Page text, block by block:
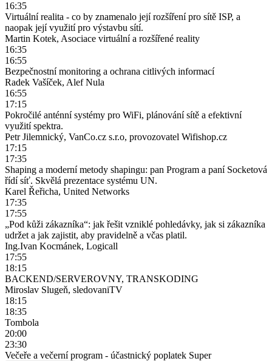
16:35
Virtuální realita - co by znamenalo její rozšíření pro sítě ISP, a
naopak její využití pro výstavbu sítí.
Martin Kotek, Asociace virtuální a rozšířené reality
16:35
16:55
Bezpečnostní monitoring a ochrana citlivých informací
Radek Vašíček, Alef Nula
16:55
17:15
Pokročilé anténní systémy pro WiFi, plánování sítě a efektivní
využití spektra.
Petr Jilemnický, VanCo.cz s.r.o, provozovatel Wifishop.cz
17:15
17:35
Shaping a moderní metody shapingu: pan Program a paní Socketová
řídí síť. Skvělá prezentace systému UN.
Karel Řeřicha, United Networks
17:35
17:55
„Pod kůži zákazníka“: jak řešit vzniklé pohledávky, jak si zákazníka
udržet a jak zajistit, aby pravidelně a včas platil.
Ing.Ivan Kocmánek, Logicall
17:55
18:15
BACKEND/SERVEROVNY, TRANSKODING
Miroslav Slugeň, sledovaniTV
18:15
18:35
Tombola
20:00
23:30
Večeře a večerní program - účastnický poplatek Super